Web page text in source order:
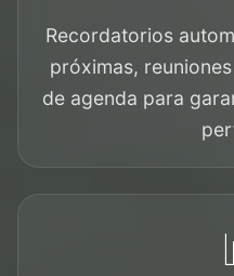
Recordatorios
próximas,
de agenda para